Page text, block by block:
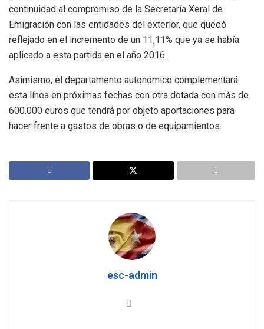
continuidad al compromiso de la Secretaría Xeral de
Emigración con las entidades del exterior, que quedó
reflejado en el incremento de un 11,11% que ya se había
aplicado a esta partida en el año 2016.
Asimismo, el departamento autonómico complementará
esta línea en próximas fechas con otra dotada con más de
600.000 euros que tendrá por objeto aportaciones para
hacer frente a gastos de obras o de equipamientos.
esc-admin